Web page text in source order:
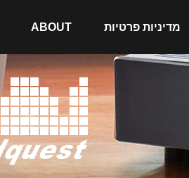
מדיניות פרטיות ABOUT